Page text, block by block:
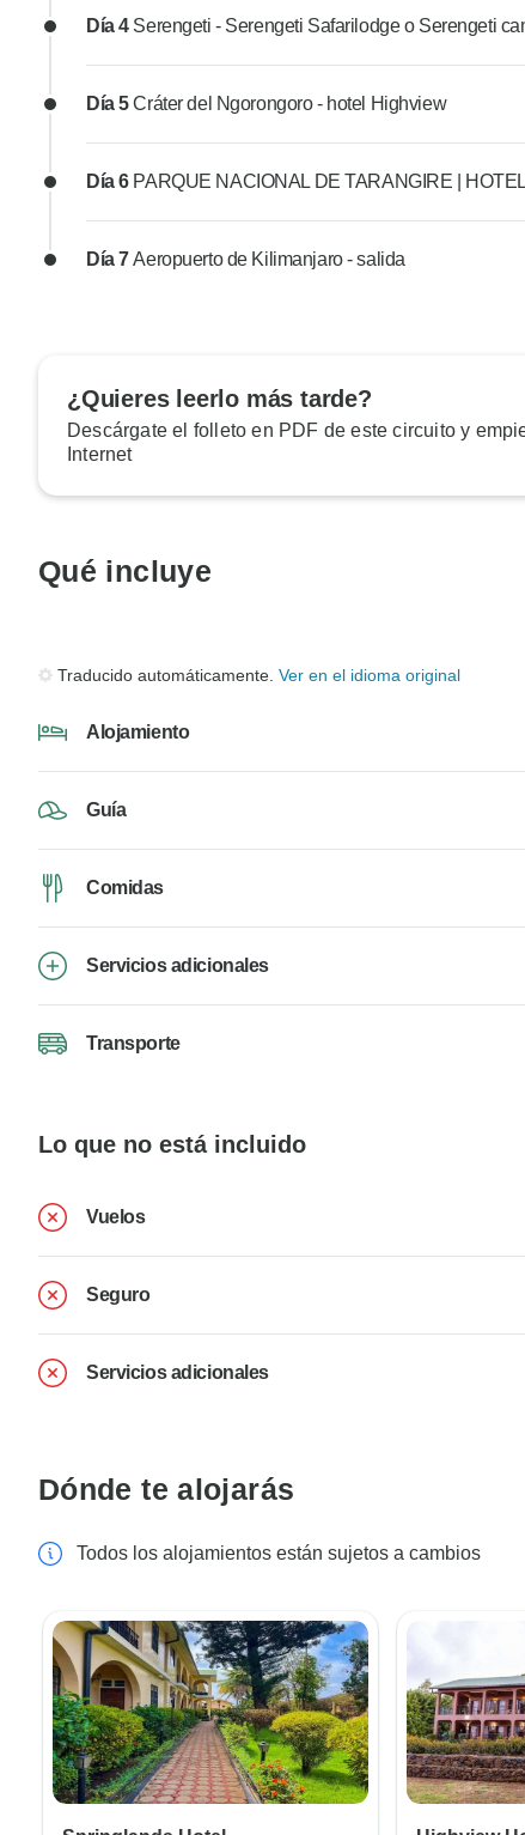
Día 4 Serengeti - Serengeti Safarilodge o Serengeti
Día 5Cráter del Ngorongoro - hotel Highview
Día 6 PARQUE NACIONAL DE TARANGIRE |
Día 7Aeropuerto de Kilimanjaro - salida
¿Quieres leerlo más tarde?
Descárgate el folleto en PDF de este circuito y
Internet
Qué incluye
Traducido automáticamente. Ver en el idioma original
Alojamiento
Guía
Comidas
Servicios adicionales
Transporte
Lo que no está incluido
Vuelos
Seguro
Servicios adicionales
Dónde te alojarás
Todos los alojamientos están sujetos a cambios